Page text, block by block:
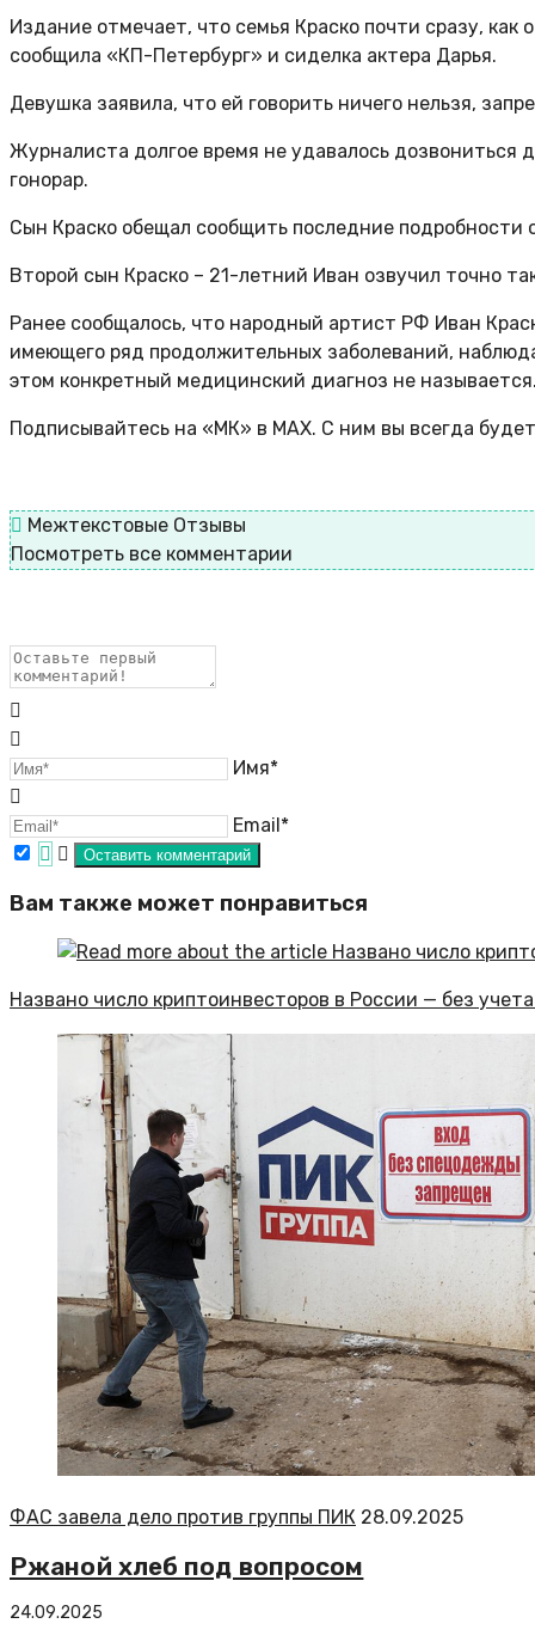
Издание отмечает, что семья Краско почти сразу,
сообщила «КП-Петербург» и сиделка актера Дарья.
Девушка заявила, что ей говорить ничего нельзя,
Журналиста долгое время не удавалось дозвониться
гонорар.
Сын Краско обещал сообщить последние подробности
Второй сын Краско – 21-летний Иван озвучил точно
Ранее сообщалось, что народный артист РФ Иван
имеющего ряд продолжительных заболеваний,
этом конкретный медицинский диагноз не
Подписывайтесь на «МК» в MAX. С ним вы всегда
Межтекстовые Отзывы
Посмотреть все комментарии
Имя*
Email*
Вам также может понравиться
Названо число криптоинвесторов в России — без
ФАС завела дело против группы ПИК 28.09.2025
Ржаной хлеб под вопросом
24.09.2025